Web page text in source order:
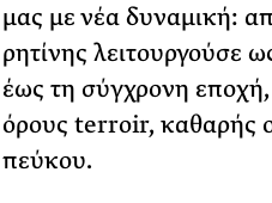
μας με νέα δυναμική:
ρητίνης λειτουργούσε
έως τη σύγχρονη εποχή,
όρους terroir, καθαρής
πεύκου.